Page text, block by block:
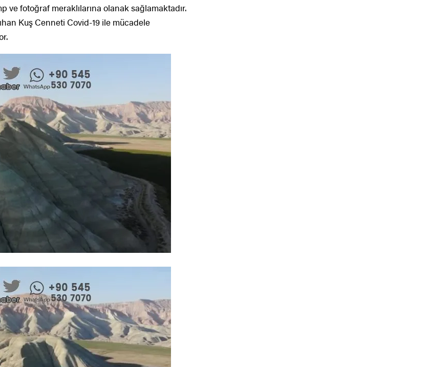
ve fotoğraf meraklılarına olanak sağlamaktadır.
Kuş Cenneti Covid-19 ile mücadele